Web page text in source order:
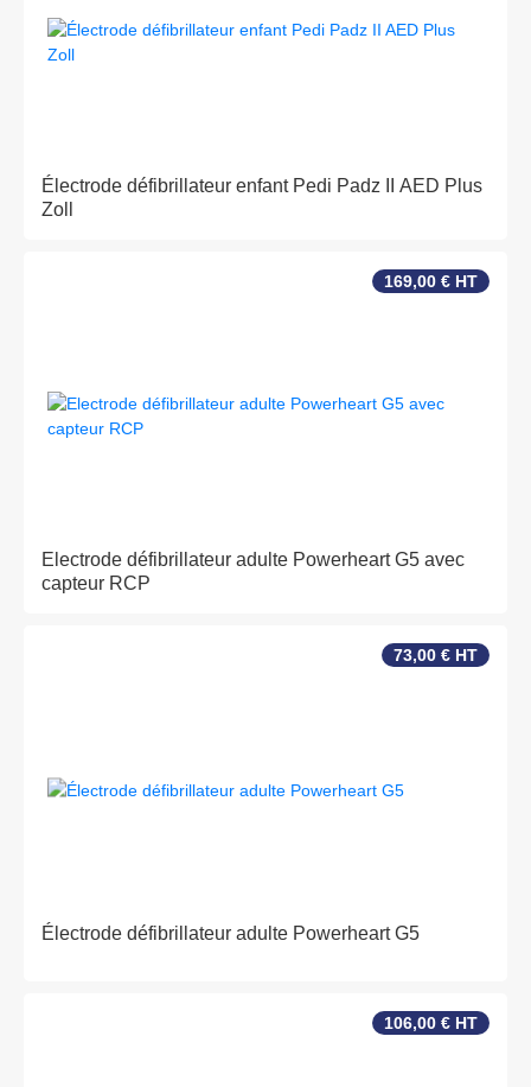
Électrode défibrillateur enfant Pedi Padz II AED Plus
Zoll
169,00 € HT
Electrode défibrillateur adulte Powerheart G5 avec
capteur RCP
73,00 € HT
Électrode défibrillateur adulte Powerheart G5
106,00 € HT